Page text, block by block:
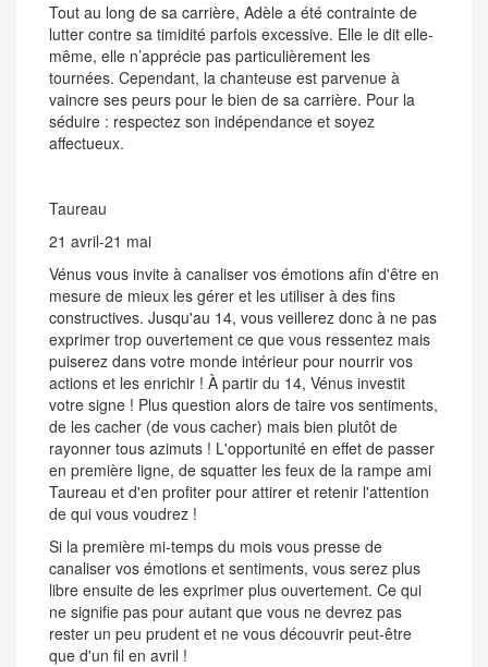
Tout au long de sa carrière, Adèle a été contrainte de
lutter contre sa timidité parfois excessive. Elle le dit elle-
même, elle n’apprécie pas particulièrement les
tournées. Cependant, la chanteuse est parvenue à
vaincre ses peurs pour le bien de sa carrière. Pour la
séduire : respectez son indépendance et soyez
affectueux.
Taureau
21 avril-21 mai
Vénus vous invite à canaliser vos émotions afin d'être en
mesure de mieux les gérer et les utiliser à des fins
constructives. Jusqu'au 14, vous veillerez donc à ne pas
exprimer trop ouvertement ce que vous ressentez mais
puiserez dans votre monde intérieur pour nourrir vos
actions et les enrichir ! À partir du 14, Vénus investit
votre signe ! Plus question alors de taire vos sentiments,
de les cacher (de vous cacher) mais bien plutôt de
rayonner tous azimuts ! L'opportunité en effet de passer
en première ligne, de squatter les feux de la rampe ami
Taureau et d'en profiter pour attirer et retenir l'attention
de qui vous voudrez !
Si la première mi-temps du mois vous presse de
canaliser vos émotions et sentiments, vous serez plus
libre ensuite de les exprimer plus ouvertement. Ce qui
ne signifie pas pour autant que vous ne devrez pas
rester un peu prudent et ne vous découvrir peut-être
que d'un fil en avril !